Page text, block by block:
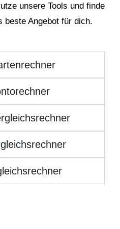
unsere Tools und finde
beste Angebot für dich.